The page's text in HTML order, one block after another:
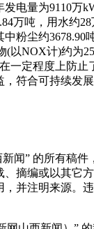
电量为9110万
万吨，用水约
粉尘约3678.90
(以NOX计)约为
一定程度上防
符合可持续发
闻” 的所有稿
摘编或以其它
并注明来源。